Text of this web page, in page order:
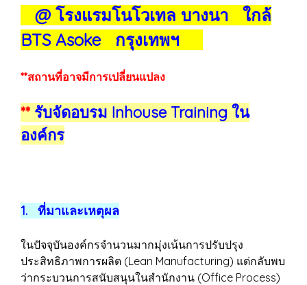
@ โรงแรมโนโวเทล บางนา ใกล้
BTS Asoke กรุงเทพฯ
**สถานที่อาจมีการเปลี่ยนแปลง
**รับจัดอบรม Inhouse Training ใน
องค์กร
1. ที่มาและเหตุผล
ในปัจจุบันองค์กรจำนวนมากมุ่งเน้นการปรับปรุง
ประสิทธิภาพการผลิต (Lean Manufacturing) แต่กลับพบ
ว่ากระบวนการสนับสนุนในสำนักงาน (Office Process)